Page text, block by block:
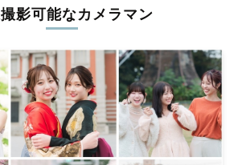
な審査に合格し、撮影技術やホスピタリテ
カメラマンが全国47都道府県に在籍してい
い出を美しく仕上げます
集技術で写真の明るさや色合いを丁寧に調
残しつつも、おしゃれで洗練された仕上がり
真を撮ってほしかった！」と思える一枚に
影可能なカメラマン